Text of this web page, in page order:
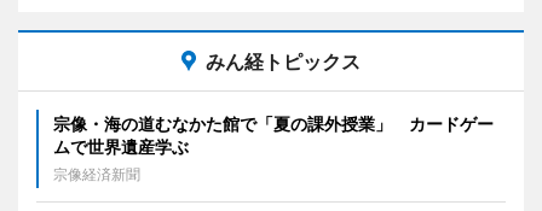
みん経トピックス
宗像・海の道むなかた館で「夏の課外授業」 カードゲー
ムで世界遺産学ぶ
宗像経済新聞